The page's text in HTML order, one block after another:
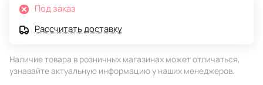
Под заказ
Рассчитать доставку
Наличие товара в розничных магазинах может отличаться,
узнавайте актуальную информацию у наших менеджеров.